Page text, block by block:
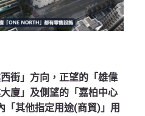
街」方向，正望的「雄偉
廈」及側望的「嘉柏中心
「其他指定用途(商貿)」用